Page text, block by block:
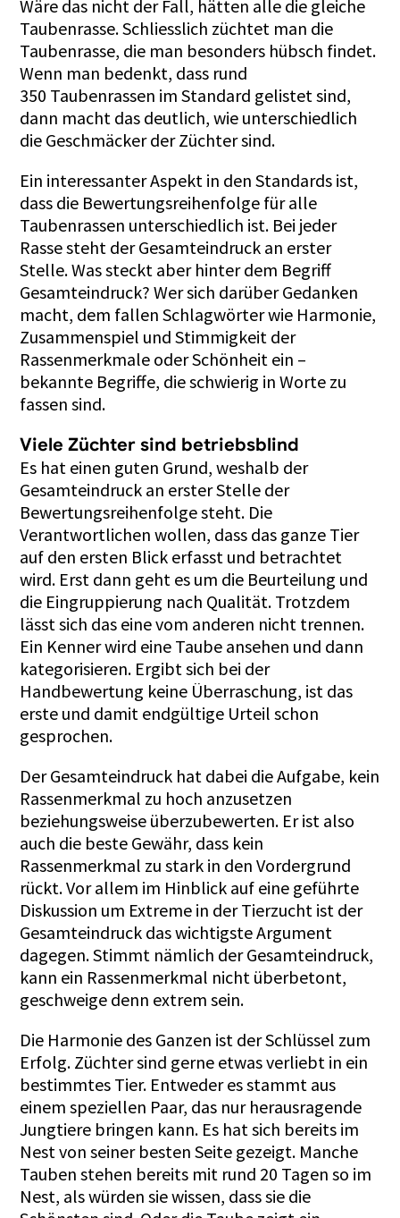
Wäre das nicht der Fall, hätten alle die gleiche
Taubenrasse. Schliesslich züchtet man die
Taubenrasse, die man besonders hübsch findet.
Wenn man bedenkt, dass rund
350 Taubenrassen im Standard gelistet sind,
dann macht das deutlich, wie unterschiedlich
die Geschmäcker der Züchter sind.
Ein interessanter Aspekt in den Standards ist,
dass die Bewertungsreihenfolge für alle
Taubenrassen unterschiedlich ist. Bei jeder
Rasse steht der Gesamteindruck an erster
Stelle. Was steckt aber hinter dem Begriff
Gesamteindruck? Wer sich darüber Gedanken
macht, dem fallen Schlagwörter wie Harmonie,
Zusammenspiel und Stimmigkeit der
Rassenmerkmale oder Schönheit ein –
bekannte Begriffe, die schwierig in Worte zu
fassen sind.
Viele Züchter sind betriebsblind
Es hat einen guten Grund, weshalb der
Gesamteindruck an erster Stelle der
Bewertungsreihenfolge steht. Die
Verantwortlichen wollen, dass das ganze Tier
auf den ersten Blick erfasst und betrachtet
wird. Erst dann geht es um die Beurteilung und
die Eingruppierung nach Qualität. Trotzdem
lässt sich das eine vom anderen nicht trennen.
Ein Kenner wird eine Taube ansehen und dann
kategorisieren. Ergibt sich bei der
Handbewertung keine Überraschung, ist das
erste und damit endgültige Urteil schon
gesprochen.
Der Gesamteindruck hat dabei die Aufgabe, kein
Rassenmerkmal zu hoch anzusetzen
beziehungsweise überzubewerten. Er ist also
auch die beste Gewähr, dass kein
Rassenmerkmal zu stark in den Vordergrund
rückt. Vor allem im Hinblick auf eine geführte
Diskussion um Extreme in der Tierzucht ist der
Gesamteindruck das wichtigste Argument
dagegen. Stimmt nämlich der Gesamteindruck,
kann ein Rassenmerkmal nicht überbetont,
geschweige denn extrem sein.
Die Harmonie des Ganzen ist der Schlüssel zum
Erfolg. Züchter sind gerne etwas verliebt in ein
bestimmtes Tier. Entweder es stammt aus
einem speziellen Paar, das nur herausragende
Jungtiere bringen kann. Es hat sich bereits im
Nest von seiner besten Seite gezeigt. Manche
Tauben stehen bereits mit rund 20 Tagen so im
Nest, als würden sie wissen, dass sie die